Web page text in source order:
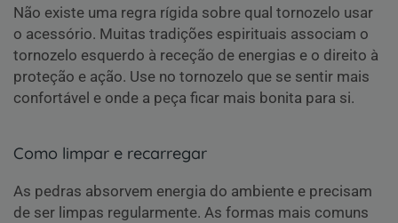
Não existe uma regra rígida sobre qual tornozelo usar
o acessório. Muitas tradições espirituais associam o
tornozelo esquerdo à receção de energias e o direito à
proteção e ação. Use no tornozelo que se sentir mais
confortável e onde a peça ficar mais bonita para si.
Como limpar e recarregar
As pedras absorvem energia do ambiente e precisam
de ser limpas regularmente. As formas mais comuns